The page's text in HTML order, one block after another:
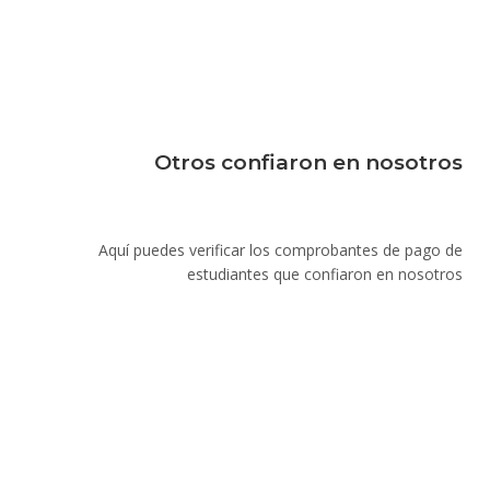
Otros confiaron en nosotros
Aquí puedes verificar los comprobantes de pago de
estudiantes que confiaron en nosotros